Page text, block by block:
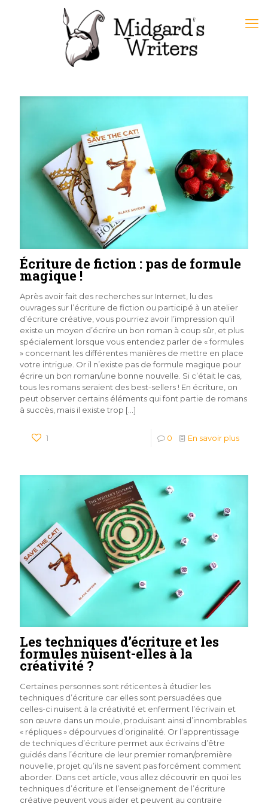
Écriture de fiction : pas de formule
magique !
Après avoir fait des recherches sur Internet, lu des
ouvrages sur l’écriture de fiction ou participé à un atelier
d’écriture créative, vous pourriez avoir l’impression qu’il
existe un moyen d’écrire un bon roman à coup sûr, et plus
spécialement lorsque vous entendez parler de « formules
» concernant les différentes manières de mettre en place
votre intrigue. Or il n’existe pas de formule magique pour
écrire un bon roman/une bonne nouvelle. Si c’était le cas,
tous les romans seraient des best-sellers ! En écriture, on
peut observer certains éléments qui font partie de romans
à succès, mais il existe trop […]
1 0 En savoir plus
Les techniques d’écriture et les
formules nuisent-elles à la
créativité ?
Certaines personnes sont réticentes à étudier les
techniques d’écriture car elles sont persuadées que
celles-ci nuisent à la créativité et enferment l’écrivain et
son œuvre dans un moule, produisant ainsi d’innombrables
« répliques » dépourvues d’originalité. Or l’apprentissage
de techniques d’écriture permet aux écrivains d’être
guidés dans l’écriture de leur premier roman/première
nouvelle, projet qu’ils ne savent pas forcément comment
aborder. Dans cet article, vous allez découvrir en quoi les
techniques d’écriture et l’enseignement de l’écriture
créative peuvent vous aider et peuvent au contraire